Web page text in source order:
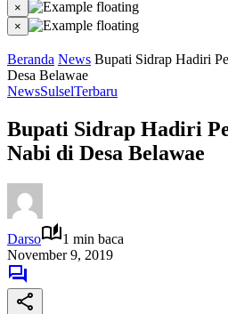
×
×
Beranda News Bupati Sidrap Hadiri
Desa Belawae
NewsSulselTerbaru
Bupati Sidrap Hadiri
Nabi di Desa Belawae
Darso
1 min baca
November 9, 2019